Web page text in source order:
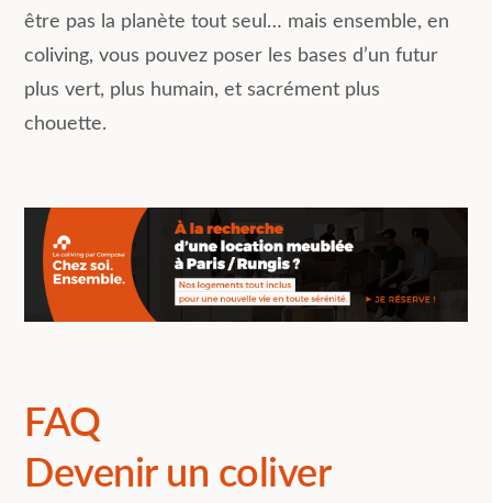
être pas la planète tout seul… mais ensemble, en
coliving, vous pouvez poser les bases d’un futur
plus vert, plus humain, et sacrément plus
chouette.
FAQ
Devenir un coliver